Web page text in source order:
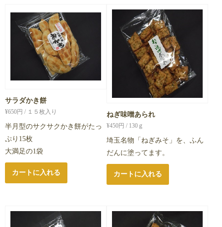
サラダかき餅
¥650円 / １５枚入り
半月型のサクサクかき餅がたっ
ぷり15枚
大満足の1袋
カートに入れる
ねぎ味噌あられ
¥450円 / 130ｇ
埼玉名物「ねぎみそ」を、ふん
だんに塗ってます。
カートに入れる